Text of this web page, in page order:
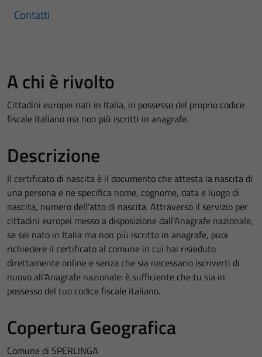
Contatti
A chi è rivolto
Cittadini europei nati in Italia, in possesso del proprio codice
fiscale italiano ma non più iscritti in anagrafe.
Descrizione
Il certificato di nascita è il documento che attesta la nascita di
una persona e ne specifica nome, cognome, data e luogo di
nascita, numero dell’atto di nascita. Attraverso il servizio per
cittadini europei messo a disposizione dall’Anagrafe nazionale,
se sei nato in Italia ma non più iscritto in anagrafe, puoi
richiedere il certificato al comune in cui hai risieduto
direttamente online e senza che sia necessario iscriverti di
nuovo all’Anagrafe nazionale: è sufficiente che tu sia in
possesso del tuo codice fiscale italiano.
Copertura Geografica
Comune di SPERLINGA